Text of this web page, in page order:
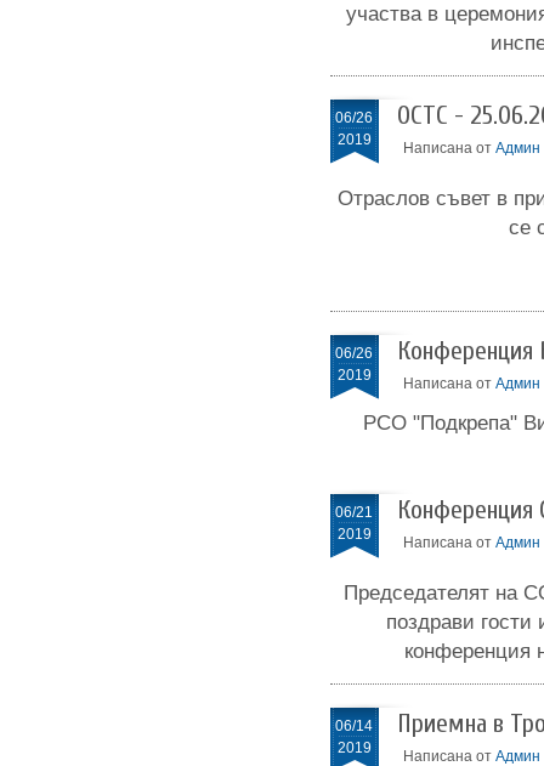
участва в
06/26
2019
ОСТС -
Написана от Админ
Отраслов съвет в
се
06/26
2019
Конференция
Написана от Админ
РСО "Подкрепа"
06/21
2019
Конференция
Написана от Админ
Председателят на
поздрави гости
конференция
06/14
2019
Приемна в
Написана от Админ